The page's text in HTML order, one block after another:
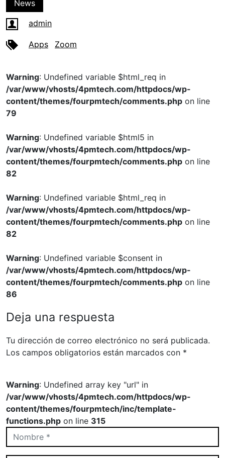
News
admin
Apps Zoom
Warning: Undefined variable $html_req in
/var/www/vhosts/4pmtech.com/httpdocs/wp-
content/themes/fourpmtech/comments.php on line
79
Warning: Undefined variable $html5 in
/var/www/vhosts/4pmtech.com/httpdocs/wp-
content/themes/fourpmtech/comments.php on line
82
Warning: Undefined variable $html_req in
/var/www/vhosts/4pmtech.com/httpdocs/wp-
content/themes/fourpmtech/comments.php on line
82
Warning: Undefined variable $consent in
/var/www/vhosts/4pmtech.com/httpdocs/wp-
content/themes/fourpmtech/comments.php on line
86
Deja una respuesta
Tu dirección de correo electrónico no será publicada.
Los campos obligatorios están marcados con *
Warning: Undefined array key "url" in
/var/www/vhosts/4pmtech.com/httpdocs/wp-
content/themes/fourpmtech/inc/template-
functions.php on line 315